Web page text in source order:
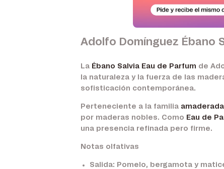
Adolfo Domínguez Ébano
La Ébano Salvia Eau de Parfum de
la naturaleza y la fuerza de las
sofisticación contemporánea.
Perteneciente a la familia amaderada
por maderas nobles. Como Eau de
una presencia refinada pero firme.
Notas olfativas
Salida: Pomelo, bergamota y